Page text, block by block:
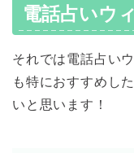
電話占いウ
それでは電話占い
も特におすすめし
いと思います！